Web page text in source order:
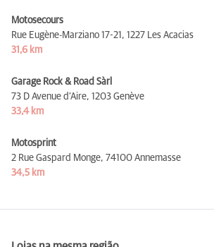
Motosecours
Rue Eugène-Marziano 17-21, 1227 Les Acacias
31,6 km
Garage Rock & Road Sàrl
73 D Avenue d’Aire, 1203 Genève
33,4 km
Motosprint
2 Rue Gaspard Monge, 74100 Annemasse
34,5 km